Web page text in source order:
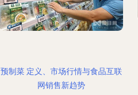
预制菜 定义、市场行情与食品互联
网销售新趋势